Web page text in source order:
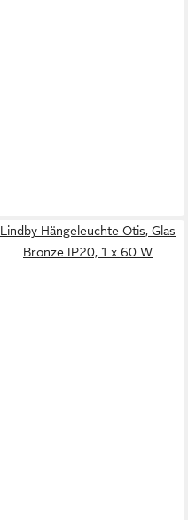
Lindby Hängeleuchte Otis, Glas
Bronze IP20, 1 x 60 W